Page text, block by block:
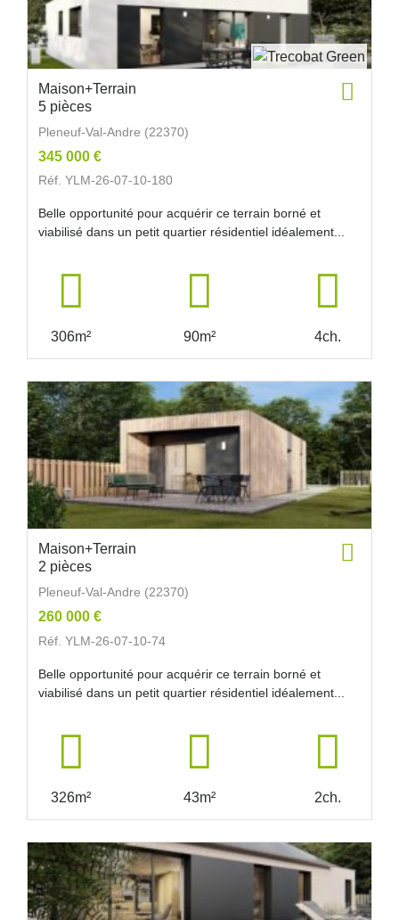
Maison+Terrain
5 pièces
Pleneuf-Val-Andre (22370)
345 000 €
Réf. YLM-26-07-10-180
Belle opportunité pour acquérir ce terrain borné et
viabilisé dans un petit quartier résidentiel idéalement...
306m² 90m² 4ch.
Maison+Terrain
2 pièces
Pleneuf-Val-Andre (22370)
260 000 €
Réf. YLM-26-07-10-74
Belle opportunité pour acquérir ce terrain borné et
viabilisé dans un petit quartier résidentiel idéalement...
326m² 43m² 2ch.